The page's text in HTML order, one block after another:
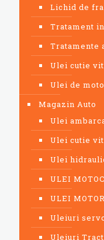
Lichid de
Tratament
Tratamente
Ulei cutie
Ulei de
Magazin Auto
Ulei
Ulei cutie
Ulei
ULEI
ULEI
Uleiuri
Uleiuri